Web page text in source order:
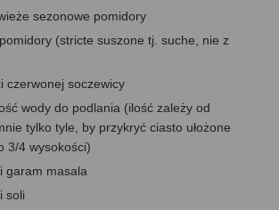
sezonowe pomidory
(stricte suszone tj. suche, nie z
czerwonej soczewicy
wody do podlania (ilość zależy od
tylko tyle, by przykryć ciasto ułożone
3/4 wysokości)
garam masala
soli